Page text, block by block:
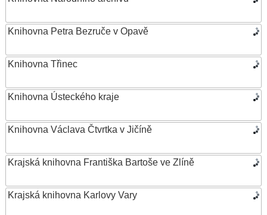
Knihovna Petra Bezruče v Opavě
Knihovna Třinec
Knihovna Ústeckého kraje
Knihovna Václava Čtvrtka v Jičíně
Krajská knihovna Františka Bartoše ve Zlíně
Krajská knihovna Karlovy Vary